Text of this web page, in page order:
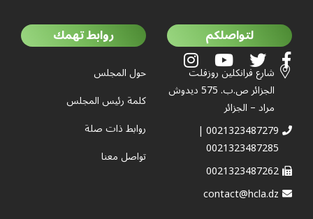
لتواصلكم
شارع فرانكلين روزفلت
الجزائر ص.ب. 575 ديدوش
مراد – الجزائر
0021323487279 |
0021323487285
0021323487262
contact@hcla.dz
روابط تهمك
حول المجلس
كلمة رئيس المجلس
روابط ذات صلة
تواصل معنا